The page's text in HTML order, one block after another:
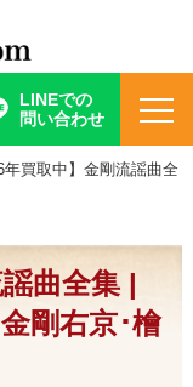
LINEでの
問い合わせ
年買取中】金剛流謡曲全
曲全集 |
剛右京･檜